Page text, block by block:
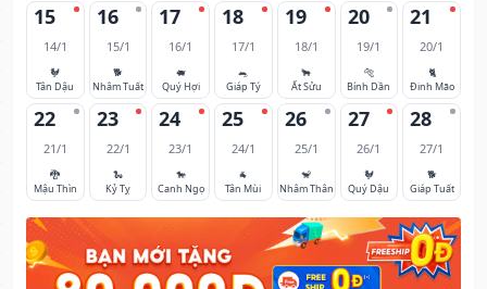
15
14/1
🐓
Tân Dậu
16
15/1
🐕
Nhâm Tuất
17
16/1
🐖
Quý Hợi
18
17/1
🐀
Giáp Tý
19
18/1
🐂
Ất Sửu
20
19/1
🐅
Bính Dần
21
20/1
🐈
Đinh Mão
22
21/1
🐉
Mậu Thìn
23
22/1
🐍
Kỷ Tỵ
24
23/1
🐎
Canh Ngọ
25
24/1
🐐
Tân Mùi
26
25/1
🐒
Nhâm Thân
27
26/1
🐓
Quý Dậu
28
27/1
🐕
Giáp Tuất